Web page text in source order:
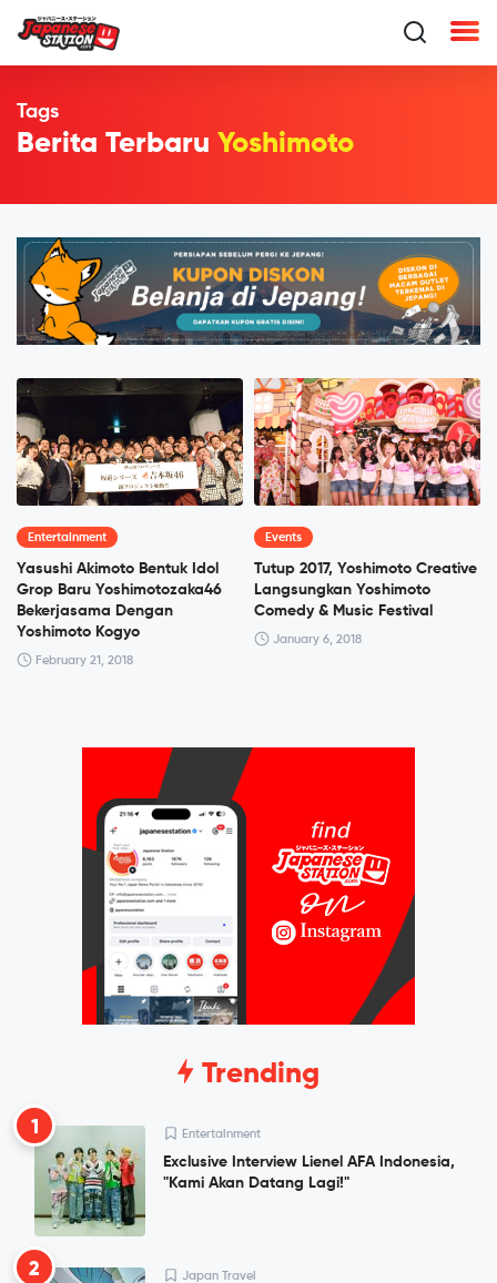
Tags
Berita Terbaru Yoshimoto
Entertainment
Yasushi Akimoto Bentuk Idol
Grop Baru Yoshimotozaka46
Bekerjasama Dengan
Yoshimoto Kogyo
February 21, 2018
Events
Tutup 2017, Yoshimoto Creative
Langsungkan Yoshimoto
Comedy & Music Festival
January 6, 2018
Trending
1 Entertainment
Exclusive Interview Lienel AFA Indonesia,
"Kami Akan Datang Lagi!"
2 Japan Travel